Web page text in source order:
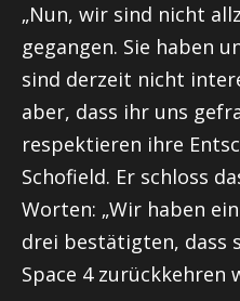
„Nun, wir sind nicht
gegangen. Sie haben
sind derzeit nicht
aber, dass ihr uns
respektieren ihre
Schofield. Er schloss
Worten: „Wir haben
drei bestätigten, dass
Space 4 zurückkehren